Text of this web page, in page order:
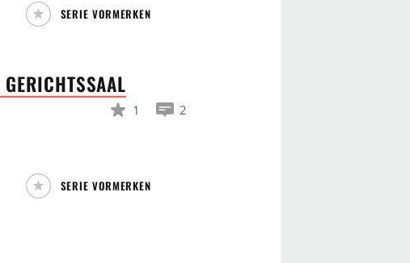
SERIE VORMERKEN
GERICHTSSAAL
1 2
SERIE VORMERKEN